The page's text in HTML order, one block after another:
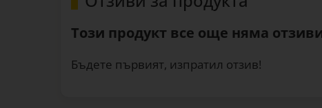
Този продукт все още няма
Бъдете първият, изпратил отзив!